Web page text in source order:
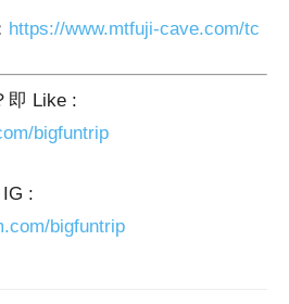
https://www.mtfuji-cave.com/tc
即 Like :
bigfuntrip
:
bigfuntrip